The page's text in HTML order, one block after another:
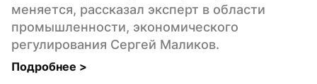
меняется, рассказал эксперт в области
промышленности, экономического
регулирования Сергей Маликов.
Подробнее >